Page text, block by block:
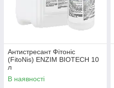
Антистресант Фітоніс
(FitoNis) ENZIM BIOTECH 10
л
В наявності